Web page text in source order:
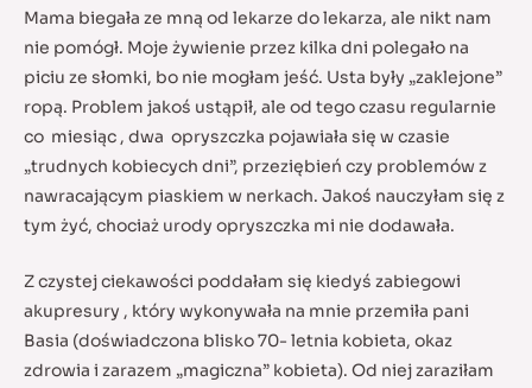
Mama biegała ze mną od lekarze do lekarza, ale nikt nam
nie pomógł. Moje żywienie przez kilka dni polegało na
piciu ze słomki, bo nie mogłam jeść. Usta były „zaklejone”
ropą. Problem jakoś ustąpił, ale od tego czasu regularnie
co miesiąc , dwa opryszczka pojawiała się w czasie
„trudnych kobiecych dni”, przeziębień czy problemów z
nawracającym piaskiem w nerkach. Jakoś nauczyłam się z
tym żyć, chociaż urody opryszczka mi nie dodawała.
Z czystej ciekawości poddałam się kiedyś zabiegowi
akupresury , który wykonywała na mnie przemiła pani
Basia (doświadczona blisko 70- letnia kobieta, okaz
zdrowia i zarazem „magiczna” kobieta). Od niej zaraziłam